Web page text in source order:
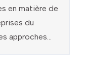
en matière de
du
approches...